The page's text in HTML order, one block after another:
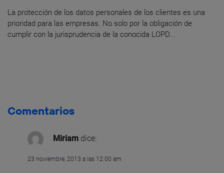
La protección de los datos personales de los clientes es una
prioridad para las empresas. No solo por la obligación de
cumplir con la jurisprudencia de la conocida LOPD...
Comentarios
Miriam dice:
23 noviembre, 2013 a las 12:00 am